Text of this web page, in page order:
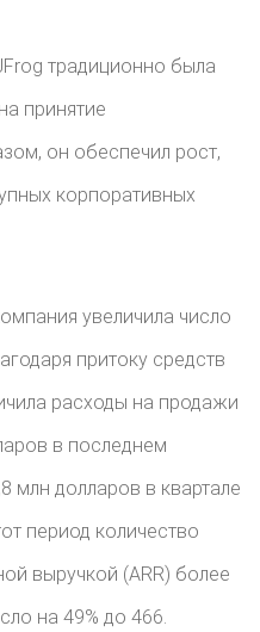
традиционно была
принятие
он обеспечил рост,
корпоративных
увеличила число
притоку средств
расходы на продажи
в последнем
млн долларов в квартале
период количество
выручкой (ARR) более
на 49% до 466.